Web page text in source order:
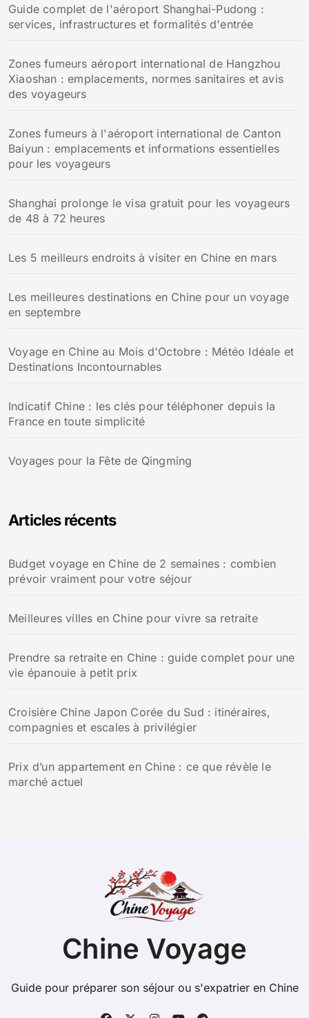
Guide complet de l'aéroport Shanghai-Pudong :
services, infrastructures et formalités d'entrée
Zones fumeurs aéroport international de Hangzhou
Xiaoshan : emplacements, normes sanitaires et avis
des voyageurs
Zones fumeurs à l'aéroport international de Canton
Baiyun : emplacements et informations essentielles
pour les voyageurs
Shanghai prolonge le visa gratuit pour les voyageurs
de 48 à 72 heures
Les 5 meilleurs endroits à visiter en Chine en mars
Les meilleures destinations en Chine pour un voyage
en septembre
Voyage en Chine au Mois d'Octobre : Météo Idéale et
Destinations Incontournables
Indicatif Chine : les clés pour téléphoner depuis la
France en toute simplicité
Voyages pour la Fête de Qingming
Articles récents
Budget voyage en Chine de 2 semaines : combien
prévoir vraiment pour votre séjour
Meilleures villes en Chine pour vivre sa retraite
Prendre sa retraite en Chine : guide complet pour une
vie épanouie à petit prix
Croisière Chine Japon Corée du Sud : itinéraires,
compagnies et escales à privilégier
Prix d’un appartement en Chine : ce que révèle le
marché actuel
Chine Voyage
Guide pour préparer son séjour ou s'expatrier en Chine